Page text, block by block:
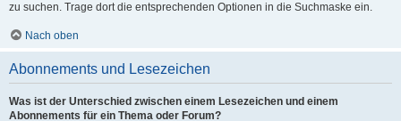
zu suchen. Trage dort die entsprechenden Optionen in die Suchmaske ein.
Nach oben
Abonnements und Lesezeichen
Was ist der Unterschied zwischen einem Lesezeichen und einem
Abonnements für ein Thema oder Forum?